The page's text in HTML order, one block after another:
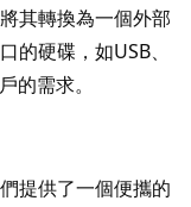
其轉換為一個外部
的硬碟，如USB、
需求。
提供了一個便攜的